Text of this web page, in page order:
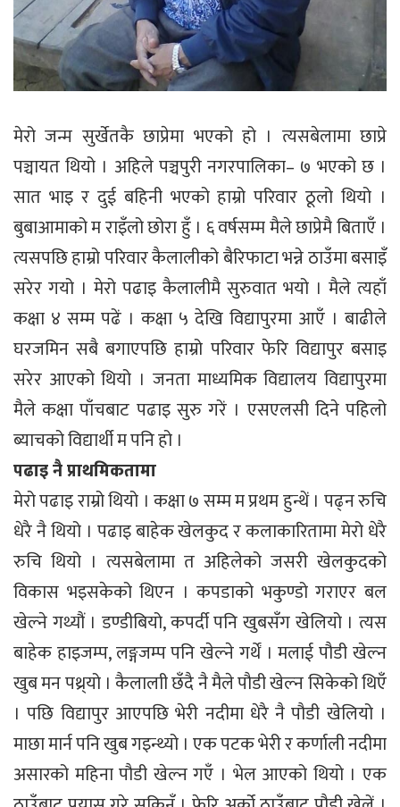
मेरो जन्म सुर्खेतकै छाप्रेमा भएको हो । त्यसबेलामा छाप्रे
पञ्चायत थियो । अहिले पञ्चपुरी नगरपालिका– ७ भएको छ ।
सात भाइ र दुई बहिनी भएको हाम्रो परिवार ठूलो थियो ।
बुबाआमाको म राइँलो छोरा हुँ । ६ वर्षसम्म मैले छाप्रेमै बिताएँ ।
त्यसपछि हाम्रो परिवार कैलालीको बैरिफाटा भन्ने ठाउँमा बसाइँ
सरेर गयो । मेरो पढाइ कैलालीमै सुरुवात भयो । मैले त्यहाँ
कक्षा ४ सम्म पढें । कक्षा ५ देखि विद्यापुरमा आएँ । बाढीले
घरजमिन सबै बगाएपछि हाम्रो परिवार फेरि विद्यापुर बसाइ
सरेर आएको थियो । जनता माध्यमिक विद्यालय विद्यापुरमा
मैले कक्षा पाँचबाट पढाइ सुरु गरें । एसएलसी दिने पहिलो
ब्याचको विद्यार्थी म पनि हो ।
पढाइ नै प्राथमिकतामा
मेरो पढाइ राम्रो थियो । कक्षा ७ सम्म म प्रथम हुन्थें । पढ्न रुचि
धेरै नै थियो । पढाइ बाहेक खेलकुद र कलाकारितामा मेरो धेरै
रुचि थियो । त्यसबेलामा त अहिलेको जसरी खेलकुदको
विकास भइसकेको थिएन । कपडाको भकुण्डो गराएर बल
खेल्ने गथ्यौं । डण्डीबियो, कपर्दी पनि खुबसँग खेलियो । त्यस
बाहेक हाइजम्प, लङ्गजम्प पनि खेल्ने गर्थें । मलाई पौडी खेल्न
खुब मन पथ्र्यो । कैलालाी छँदै नै मैले पौडी खेल्न सिकेको थिएँ
। पछि विद्यापुर आएपछि भेरी नदीमा धेरै नै पौडी खेलियो ।
माछा मार्न पनि खुब गइन्थ्यो । एक पटक भेरी र कर्णाली नदीमा
असारको महिना पौडी खेल्न गएँ । भेल आएको थियो । एक